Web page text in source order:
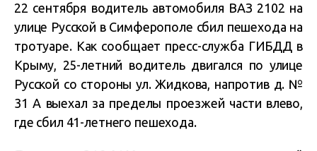
22 сентября водитель автомобиля ВАЗ 2102 на
улице Русской в Симферополе сбил пешехода на
тротуаре. Как сообщает пресс-служба ГИБДД в
Крыму, 25-летний водитель двигался по улице
Русской со стороны ул. Жидкова, напротив д. №
31 А выехал за пределы проезжей части влево,
где сбил 41-летнего пешехода.